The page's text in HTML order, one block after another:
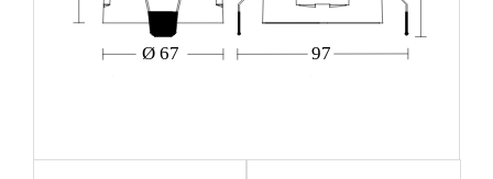
Ø 67 97